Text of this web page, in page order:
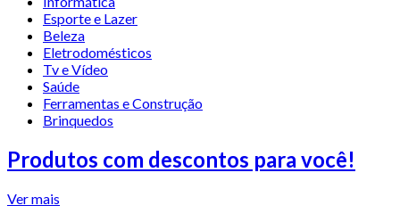
Esporte e Lazer
Beleza
Eletrodomésticos
Tv e Vídeo
Saúde
Ferramentas e Construção
Brinquedos
Produtos com descontos para você!
Ver mais